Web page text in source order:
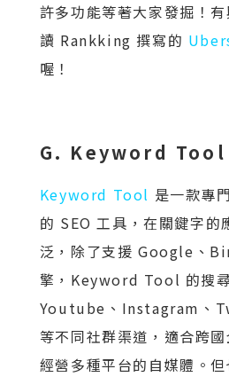
許多功能等著大家發掘！
讀 Rankking 撰寫的
喔！
G. Keyword Tool
Keyword Tool 是一款專
的 SEO 工具，在關鍵字的
泛，除了支援 Google、
擎，Keyword Tool 的搜
Youtube、Instagram、
等不同社群渠道，適合跨
經營多種平台的自媒體。